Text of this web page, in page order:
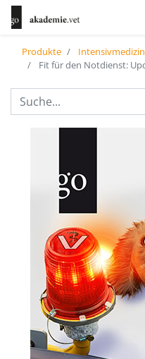
Produkte
Intensivmedizin
Fit für den Notdienst: